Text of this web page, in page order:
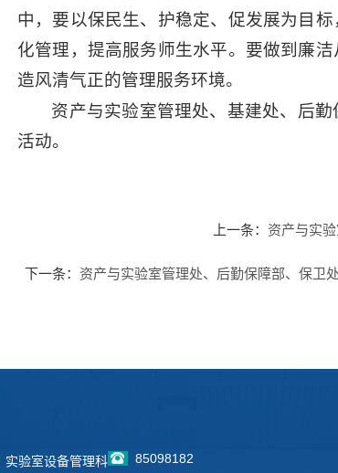
中，要以保民生、护稳定、促发展为目
化管理，提高服务师生水平。要做到廉
造风清气正的管理服务环境。
资产与实验室管理处、基建处、后
活动。
上一条： 资产与实
下一条： 资产与实验室管理处、后勤保障部、保卫
实验室设备管理科 85098182